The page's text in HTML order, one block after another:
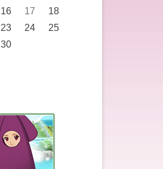
16 17
18
23 24
25
30